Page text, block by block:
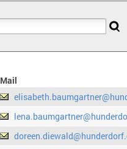
Mail